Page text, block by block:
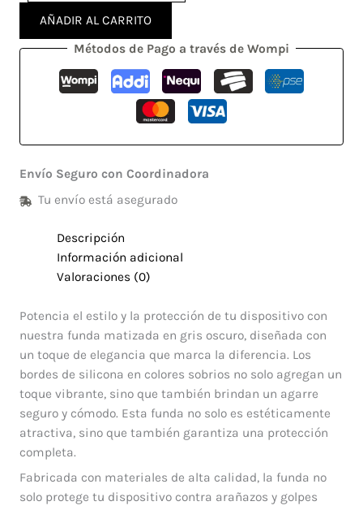
AÑADIR AL CARRITO
Métodos de Pago a través de Wompi
Envío Seguro con Coordinadora
Tu envío está asegurado
Descripción
Información adicional
Valoraciones (0)
Potencia el estilo y la protección de tu dispositivo con
nuestra funda matizada en gris oscuro, diseñada con
un toque de elegancia que marca la diferencia. Los
bordes de silicona en colores sobrios no solo agregan un
toque vibrante, sino que también brindan un agarre
seguro y cómodo. Esta funda no solo es estéticamente
atractiva, sino que también garantiza una protección
completa.
Fabricada con materiales de alta calidad, la funda no
solo protege tu dispositivo contra arañazos y golpes